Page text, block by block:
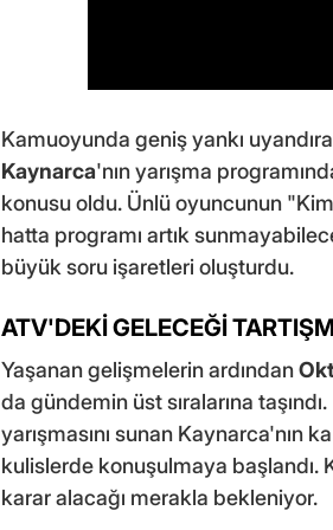
Kamuoyunda geniş yankı
Kaynarca'nın yarışma
konusu oldu. Ünlü oyuncunun
hatta programı artık
büyük soru işaretleri oluşturdu.
ATV'DEKİ GELECEĞİ
Yaşanan gelişmelerin ardından
da gündemin üst sıralarına
yarışmasını sunan Kaynarca'nın
kulislerde konuşulmaya başlandı.
karar alacağı merakla bekleniyor.